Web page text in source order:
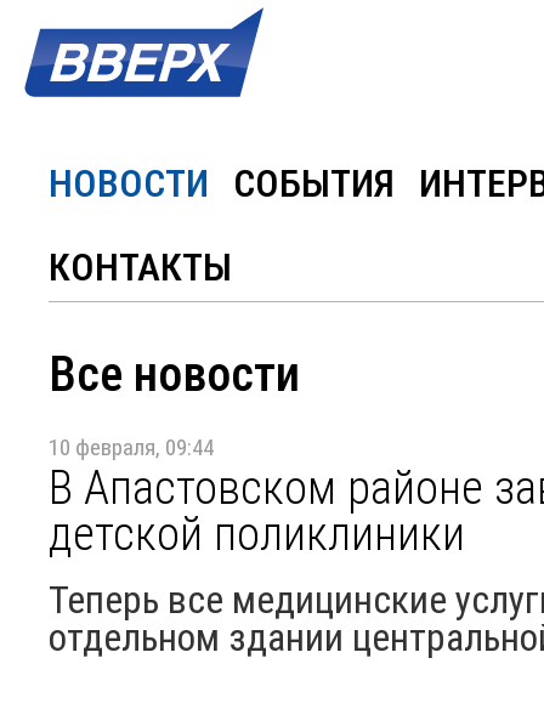
НОВОСТИ СОБЫТИЯ
КОНТАКТЫ
Все новости
10 февраля, 09:44
В Апастовском районе
детской поликлиники
Теперь все медицинские
отдельном здании